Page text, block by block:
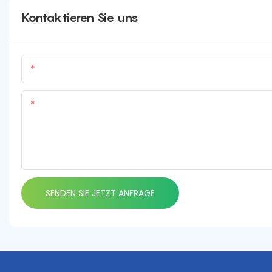
Kontaktieren Sie uns
SENDEN SIE JETZT ANFRAGE